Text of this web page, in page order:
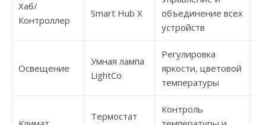
Хаб/
Контроллер
Smart Hub X
объединение всех
устройств
Освещение
Умная лампа
LightCo
Регулировка
яркости, цветовой
температуры
Термостат
Контроль